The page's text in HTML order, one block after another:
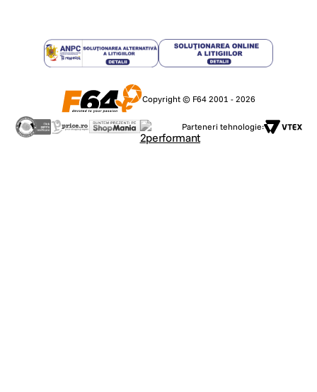
Copyright © F64 2001 - 2026
Parteneri tehnologie: